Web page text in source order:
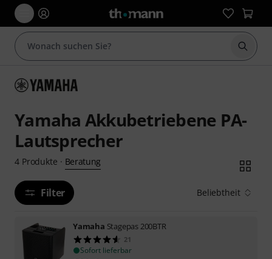
Suche
Yamaha Akkubetriebene PA-
Lautsprecher
4 Produkte · Beratung
Filter Beliebtheit
Yamaha Stagepas 200BTR
21
Sofort lieferbar